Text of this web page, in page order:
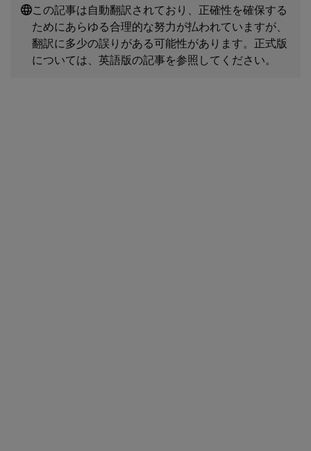
この記事は自動翻訳されており、正確性を確保する
ためにあらゆる合理的な努力が払われていますが、
翻訳に多少の誤りがある可能性があります。正式版
については、英語版の記事を参照してください。